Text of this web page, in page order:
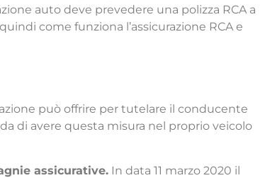
auto deve prevedere una polizza RCA a
come funziona l’assicurazione RCA e
può offrire per tutelare il conducente
di avere questa misura nel proprio veicolo
assicurative.In data 11 marzo 2020 il